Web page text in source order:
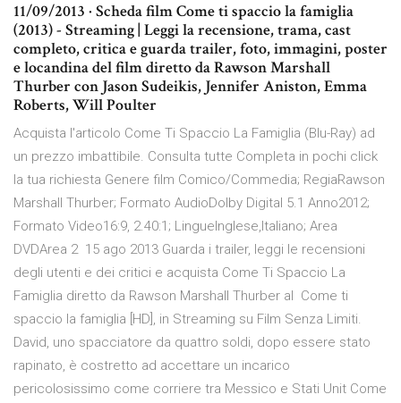
11/09/2013 · Scheda film Come ti spaccio la famiglia
(2013) - Streaming | Leggi la recensione, trama, cast
completo, critica e guarda trailer, foto, immagini, poster
e locandina del film diretto da Rawson Marshall
Thurber con Jason Sudeikis, Jennifer Aniston, Emma
Roberts, Will Poulter
Acquista l'articolo Come Ti Spaccio La Famiglia (Blu-Ray) ad
un prezzo imbattibile. Consulta tutte Completa in pochi click
la tua richiesta Genere film Comico/Commedia; RegiaRawson
Marshall Thurber; Formato AudioDolby Digital 5.1 Anno2012;
Formato Video16:9, 2.40:1; LingueInglese,Italiano; Area
DVDArea 2 15 ago 2013 Guarda i trailer, leggi le recensioni
degli utenti e dei critici e acquista Come Ti Spaccio La
Famiglia diretto da Rawson Marshall Thurber al Come ti
spaccio la famiglia [HD], in Streaming su Film Senza Limiti.
David, uno spacciatore da quattro soldi, dopo essere stato
rapinato, è costretto ad accettare un incarico
pericolosissimo come corriere tra Messico e Stati Unit Come